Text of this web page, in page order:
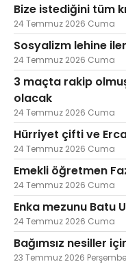
Bize istediğini tüm
24 Temmuz 2026 Cuma
Sosyalizm lehine
24 Temmuz 2026 Cuma
3 maçta rakip
olacak
24 Temmuz 2026 Cuma
Hürriyet çifti ve
24 Temmuz 2026 Cuma
Emekli öğretmen
24 Temmuz 2026 Cuma
Enka mezunu Batu
24 Temmuz 2026 Cuma
Bağımsız nesiller
23 Temmuz 2026 Perşembe